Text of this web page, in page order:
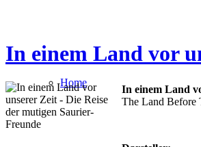
Home
In einem Land vor
In einem Land
The Land Before